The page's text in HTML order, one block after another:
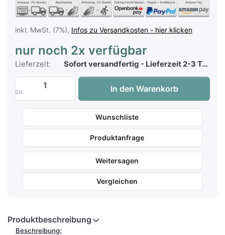
inkl. MwSt. (7%), Infos zu Versandkosten - hier klicken
nur noch 2x verfügbar
Lieferzeit: Sofort versandfertig - Lieferzeit 2-3 Tage
Stk
KDM - Top 5 - The Best Of The Charts
In den Warenkorb
Wunschliste
Produktanfrage
Weitersagen
Vergleichen
Produktbeschreibung
Beschreibung: